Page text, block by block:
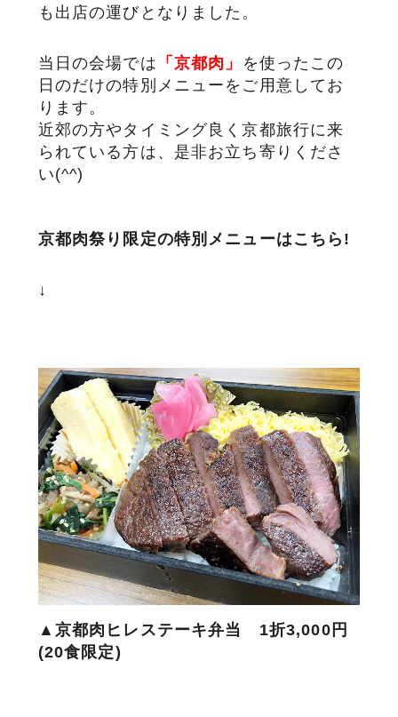
も出店の運びとなりました。
当日の会場では 「京都肉」
を使ったこの
日のだけの特別メニューをご用意してお
ります。
近郊の方やタイミング良く京都旅行に来
られている方は、是非お立ち寄りくださ
い(^^)
京都肉祭り限定の特別メニューはこちら!
↓
▲京都肉ヒレステーキ弁当 1折3,000円
(20食限定)